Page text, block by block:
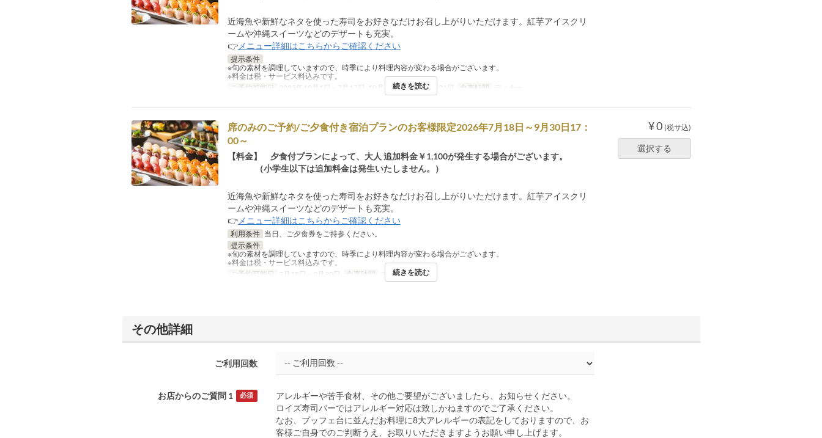
近海魚や新鮮なネタを使った寿司をお好きなだけお召し上がりいただけます。紅芋アイスクリ
ームや沖縄スイーツなどのデザートも充実。
👉メニュー詳細はこちらからご確認ください
提示条件
※旬の素材を調理していますので、時季により料理内容が変わる場合がございます。
※料金は税・サービス料込みです。
ご予約可能日
2025年10月1日 ~ 7月17日, 10月1日 ~ 2027年3月31日 食事時間 ディナー
続きを読む
¥ 0 (税サ込)
選択する
席のみのご予約/ご夕食付き宿泊プランのお客様限定2026年7月18日～9月30日17：
00～
【料金】 夕食付プランによって、大人 追加料金￥1,100が発生する場合がございます。
（小学生以下は追加料金は発生いたしません。）
近海魚や新鮮なネタを使った寿司をお好きなだけお召し上がりいただけます。紅芋アイスクリ
ームや沖縄スイーツなどのデザートも充実。
👉メニュー詳細はこちらからご確認ください
利用条件 当日、ご夕食券をご持参ください。
提示条件
※旬の素材を調理していますので、時季により料理内容が変わる場合がございます。
※料金は税・サービス料込みです。
ご予約可能日
7月18日 ~ 9月30日 食事時間 ディナー
続きを読む
その他詳細
ご利用回数
お店からのご質問 1 必須
アレルギーや苦手食材、その他ご要望がございましたら、お知らせください。
ロイズ寿司バーではアレルギー対応は致しかねますのでご了承ください。
なお、ブッフェ台に並んだお料理に8大アレルギーの表記をしておりますので、お
客様ご自身でのご判断うえ、お取りいただきますようお願い申し上げます。